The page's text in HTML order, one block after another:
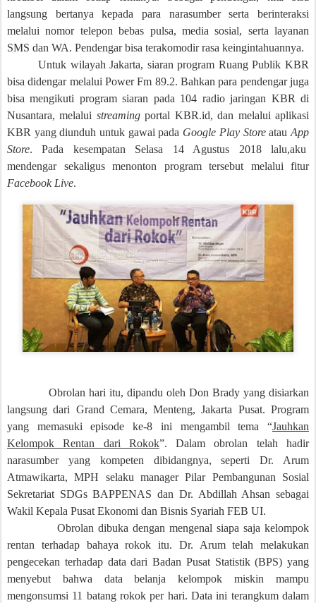
langsung bertanya kepada para narasumber serta berinteraksi
melalui nomor telepon bebas pulsa, media sosial, serta layanan
SMS dan WA. Pendengar bisa terakomodir rasa keingintahuannya.
Untuk wilayah Jakarta, siaran program Ruang Publik KBR
bisa didengar melalui Power Fm 89.2. Bahkan para pendengar juga
bisa mengikuti program siaran pada 104 radio jaringan KBR di
Nusantara, melalui streamingportal KBR.id, dan melalui aplikasi
KBR yang diunduh untuk gawai pada Google Play StoreatauApp
Store. Pada kesempatan Selasa 14 Agustus 2018 lalu,aku
mendengar sekaligus menonton program tersebut melalui fitur
Facebook Live.
Obrolan hari itu, dipandu oleh Don Brady yang disiarkan
langsung dari Grand Cemara, Menteng, Jakarta Pusat. Program
yang memasuki episode ke-8 ini mengambil tema “Jauhkan
Kelompok Rentan dari Rokok”. Dalam obrolan telah hadir
narasumber yang kompeten dibidangnya, seperti Dr. Arum
Atmawikarta, MPH selaku manager Pilar Pembangunan Sosial
Sekretariat SDGs BAPPENAS dan Dr. Abdillah Ahsan sebagai
Wakil Kepala Pusat Ekonomi dan Bisnis Syariah FEB UI.
Obrolan dibuka dengan mengenal siapa saja kelompok
rentan terhadap bahaya rokok itu. Dr. Arum telah melakukan
pengecekan terhadap data dari Badan Pusat Statistik (BPS) yang
menyebut bahwa data belanja kelompok miskin mampu
mengonsumsi 11 batang rokok per hari. Data ini terangkum dalam